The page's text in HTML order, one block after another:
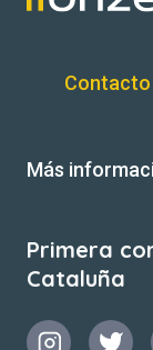
Contacto
Más
Primera
Cataluña